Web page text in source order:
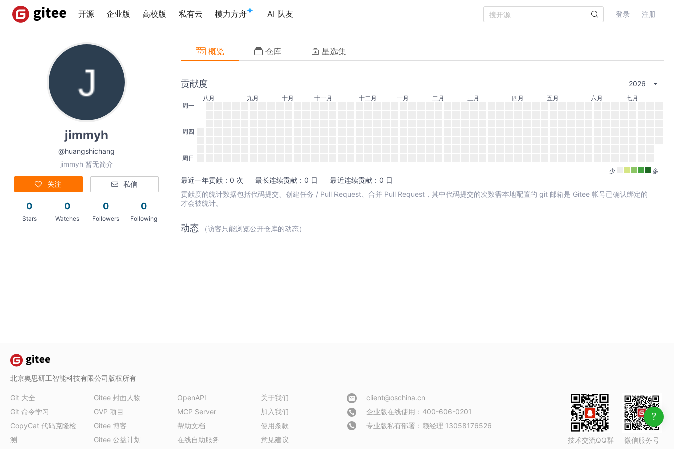
开源 企业版 高校版 私有云 模力方舟 AI 队友 登录 注册
jimmyh
@huangshichang
jimmyh 暂无简介
关注 私信
0
Stars
0
Watches
0
Followers
0
Following
概览 仓库 星选集
贡献度 2026
周一
周四
周日
八月 九月 十月 十一月 十二月 一月 二月 三月 四月 五月 六月 七月
少 多
最近一年贡献：0 次 最长连续贡献：0 日
最近连续贡献：0 日
贡献度的统计数据包括代码提交、创建任务 / Pull Request、合并 Pull Request，其中代码提交的次数需本地配置的 git 邮箱是 Gitee 帐号已确认绑定的
才会被统计。
动态 （访客只能浏览公开仓库的动态）
北京奥思研工智能科技有限公司版权所有
Git 大全
Git 命令学习
CopyCat 代码克隆检
测
Gitee 封面人物
GVP 项目
Gitee 博客
Gitee 公益计划
OpenAPI
MCP Server
帮助文档
在线自助服务
关于我们
加入我们
使用条款
意见建议
技术交流QQ群 微信服务号
client@oschina.cn
企业版在线使用：400-606-0201
专业版私有部署： 赖经理 13058176526